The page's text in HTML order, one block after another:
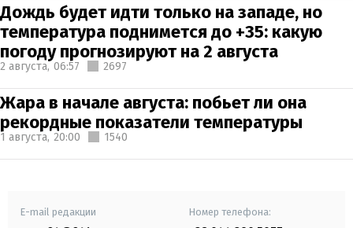
Дождь будет идти только на западе, но
температура поднимется до +35: какую
погоду прогнозируют на 2 августа
2 августа, 06:57 2697
Жара в начале августа: побьет ли она
рекордные показатели температуры
1 августа, 20:00 1540
E-mail редакции Номер телефона: